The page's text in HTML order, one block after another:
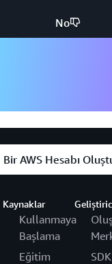
No
Bir AWS Hesabı
Kaynaklar
Kullanmaya
Başlama
Eğitim